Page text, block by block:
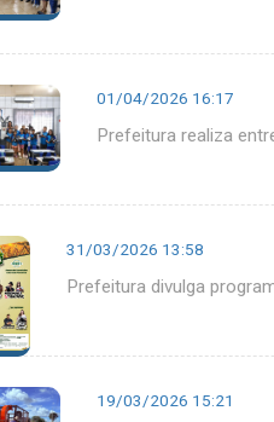
01/04/2026 16:17
Prefeitura realiza
31/03/2026 13:58
Prefeitura divulga
19/03/2026 15:21